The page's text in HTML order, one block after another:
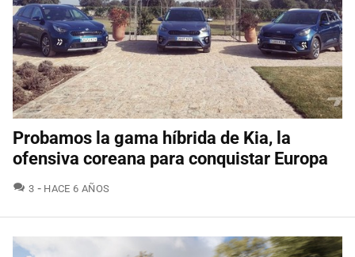
Probamos la gama híbrida de Kia, la
ofensiva coreana para conquistar Europa
3 COMENTARIOS
HACE 6 AÑOS